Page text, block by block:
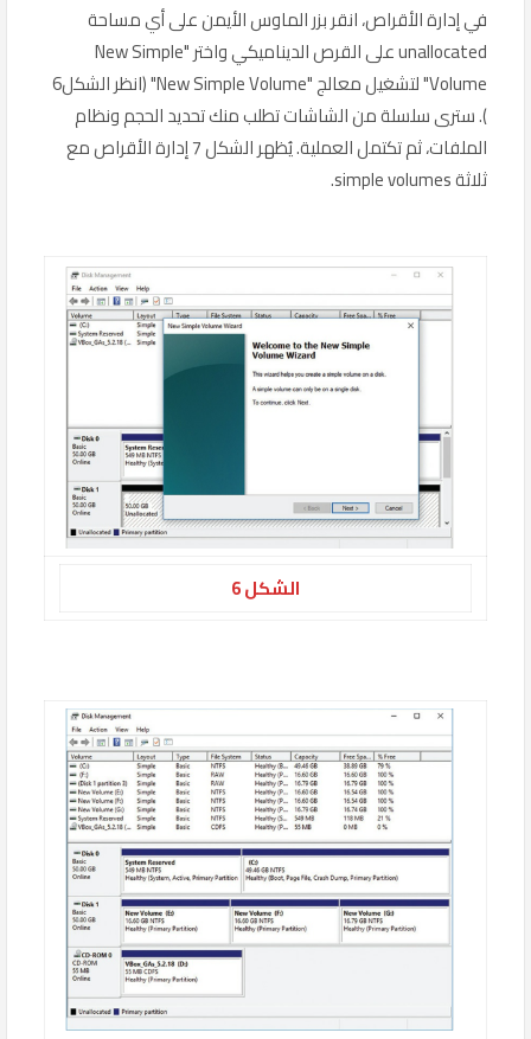
في إدارة الأقراص، انقر بزر الماوس الأيمن على أي مساحة
unallocated على القرص الديناميكي واختر "New Simple
Volume" لتشغيل معالج "New Simple Volume" (انظر الشكل6
). سترى سلسلة من الشاشات تطلب منك تحديد الحجم ونظام
الملفات، ثم تكتمل العملية. يُظهر الشكل 7 إدارة الأقراص مع
ثلاثة simple volumes.
الشكل 6